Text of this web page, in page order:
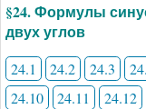
§24. Формулы
двух углов
24.1 24.2 24.3
24.10
24.11 24.12